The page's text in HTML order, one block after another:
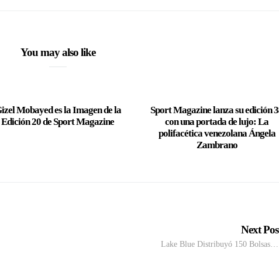
You may also like
Mobayed es la Imagen de la
Edición 20 de Sport Magazine
Sport Magazine lanza su edición
con una portada de lujo: La
polifacética venezolana Ángela
Zambrano
Next
Lake Blue Distribuyó 150 Bolsas…